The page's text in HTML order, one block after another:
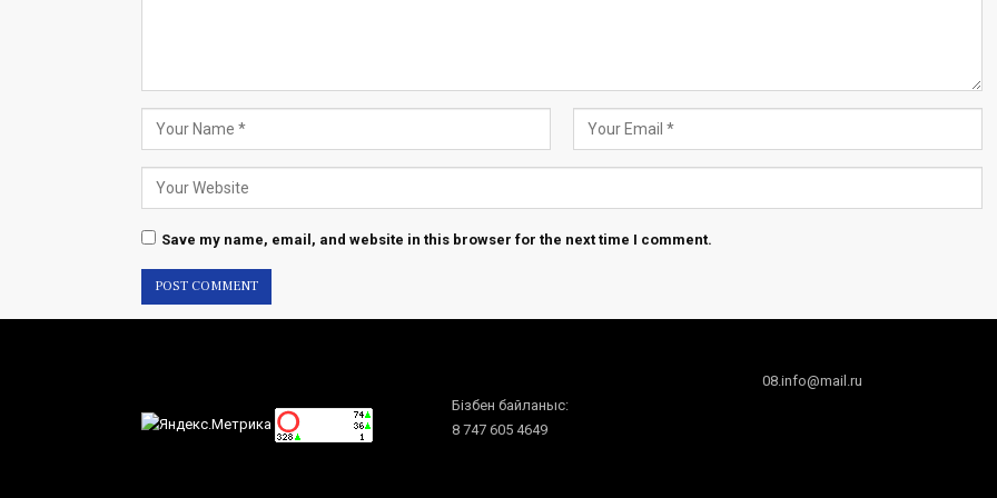
Save my name, email, and website in this browser for the next time I comment.
Бізбен байланыс:
8 747 605 4649
08.info@mail.ru